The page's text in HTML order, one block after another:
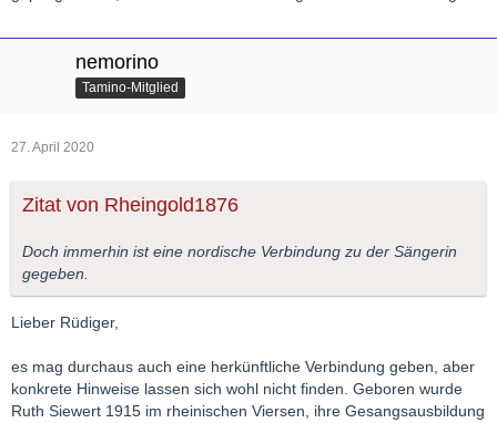
nemorino
Tamino-Mitglied
27. April 2020
Zitat von Rheingold1876
Doch immerhin ist eine nordische Verbindung zu der Sängerin
gegeben.
Lieber Rüdiger,
es mag durchaus auch eine herkünftliche Verbindung geben, aber
konkrete Hinweise lassen sich wohl nicht finden. Geboren wurde
Ruth Siewert 1915 im rheinischen Viersen, ihre Gesangsausbildung